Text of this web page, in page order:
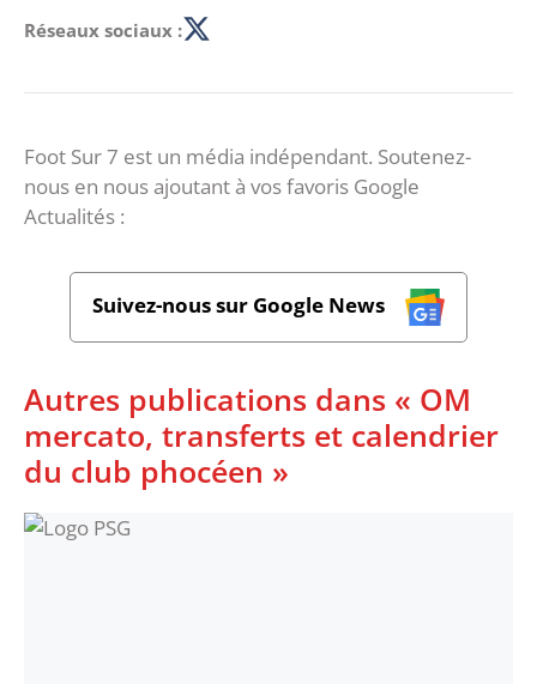
Réseaux sociaux :
Foot Sur 7 est un média indépendant. Soutenez-
nous en nous ajoutant à vos favoris Google
Actualités :
Suivez-nous sur Google News
Autres publications dans « OM
mercato, transferts et calendrier
du club phocéen »